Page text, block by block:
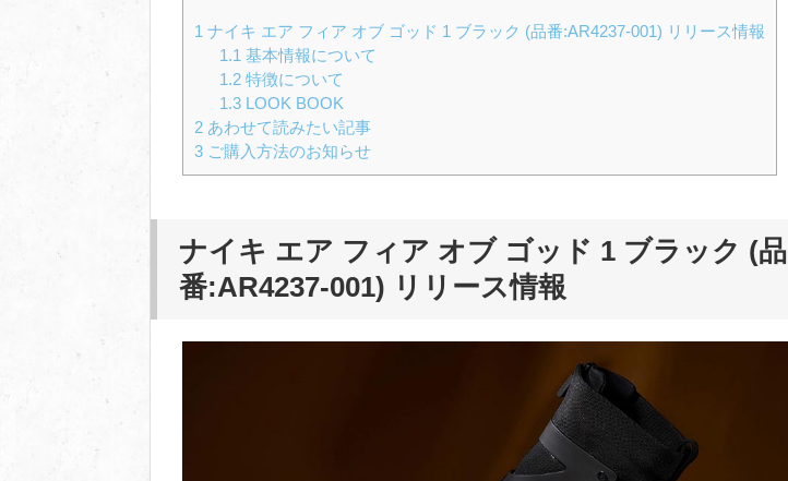
1 ナイキ エア フィア オブ ゴッド 1 ブラック (品番:AR4237-001) リリース情報
1.1 基本情報について
1.2特徴について
1.3LOOK BOOK
2 あわせて読みたい記事
3 ご購入方法のお知らせ
ナイキ エア フィア オブ ゴッド 1 ブラック (品
番:AR4237-001) リリース情報